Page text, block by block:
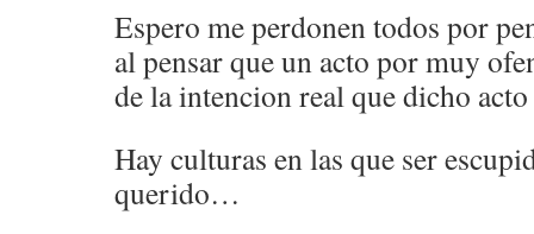
Espero me perdonen todos por
al pensar que un acto por muy
de la intencion real que dicho acto
Hay culturas en las que ser
querido…